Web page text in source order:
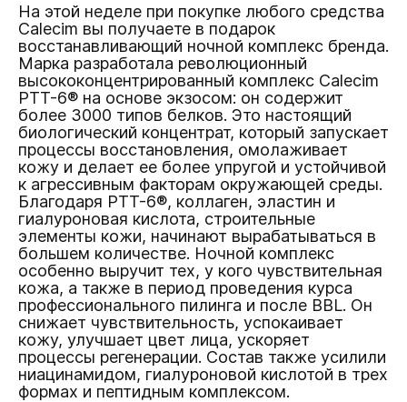
На этой неделе при покупке любого средства
Calecim вы получаете в подарок
восстанавливающий ночной комплекс бренда.
Марка разработала революционный
высококонцентрированный комплекс Calecim
PTT-6® на основе экзосом: он содержит
более 3000 типов белков. Это настоящий
биологический концентрат, который запускает
процессы восстановления, омолаживает
кожу и делает ее более упругой и устойчивой
к агрессивным факторам окружающей среды.
Благодаря PTT-6®, коллаген, эластин и
гиалуроновая кислота, строительные
элементы кожи, начинают вырабатываться в
большем количестве. Ночной комплекс
особенно выручит тех, у кого чувствительная
кожа, а также в период проведения курса
профессионального пилинга и после BBL. Он
снижает чувствительность, успокаивает
кожу, улучшает цвет лица, ускоряет
процессы регенерации. Состав также усилили
ниацинамидом, гиалуроновой кислотой в трех
формах и пептидным комплексом.